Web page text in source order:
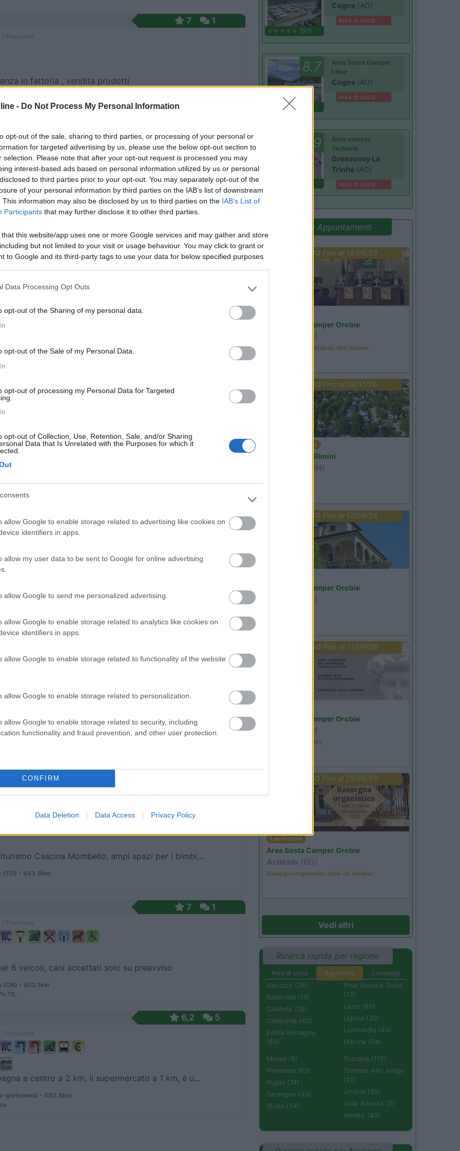
- Do Not Process My Personal Information
opt-out of the sale, sharing to third parties, or processing of your personal or
for targeted advertising by us, please use the below opt-out section to
selection. Please note that after your opt-out request is processed you may
interest-based ads based on personal information utilized by us or personal
to third parties prior to your opt-out. You may separately opt-out of the
of your personal information by third parties on the IAB’s list of downstream
This information may also be disclosed by us to third parties on the IAB’s List of
Participants that may further disclose it to other third parties.
this website/app uses one or more Google services and may gather and store
but not limited to your visit or usage behaviour. You may click to grant or
to Google and its third-party tags to use your data for below specified purposes
Data Processing Opt Outs
opt-out of the Sharing of my personal data.
opt-out of the Sale of my Personal Data.
opt-out of processing my Personal Data for Targeted
opt-out of Collection, Use, Retention, Sale, and/or Sharing
Data that Is Unrelated with the Purposes for which it
allow Google to enable storage related to advertising like cookies on
identifiers in apps.
allow my user data to be sent to Google for online advertising
allow Google to send me personalized advertising.
allow Google to enable storage related to analytics like cookies on
identifiers in apps.
allow Google to enable storage related to functionality of the website
allow Google to enable storage related to personalization.
allow Google to enable storage related to security, including
functionality and fraud prevention, and other user protection.
CONFIRM
Data Deletion Data Access Privacy Policy
7 1
in fattoria , vendita prodotti
Posizione
presso agriturismo immerso tra boschi e c...
Barrois - 256.6km
7 1
Posizione
Roseaux Château d'Iclon
Posizione
della Valle del Parco del Po, nei pressi della...
Poggi, 8
statale 27 per il Gran Paradiso. L'azienda a...
prevalentemente zootecnica dove vengono allevati ...
Les-Volget 4
Posizione
Pianprato
9,5 2
Cascina Mombello, ampi spazi per i bimbi,...
(TO) - 643.8km
7 1
6 veicoli, cani accettati solo su preavviso
(CN) - 652.1km
70,
6,2 5
e centro a 2 km, il supermercato a 1 km, è u...
gerbeweid - 662.8km
(91)
Cogne (AO)
Area di sosta
8.7
Area Sosta Camper
Lillaz
Cogne (AO)
Area di sosta
9
Area camper
Tschaval
Gressoney La
Trinité (AO)
Area di sosta
Promo e Appuntamenti
PROMO Fino al 18/08/26
Area Sosta Camper Orobie
(BG)
Sacrae Scenae - Ardesio film festival
PROMO Fino al 08/11/26
Emilia Romagna
Camper Park Rimini
(RN)
PROMO Fino al 12/08/26
Area Sosta Camper Orobie
(BG)
PROMO Fino al 11/08/26
Area Sosta Camper Orobie
(BG)
Incontri con il teatro
PROMO Fino al 25/08/26
Lombardia
Area Sosta Camper Orobie
Ardesio (BG)
Rassegna organistica della val Seriana
Vedi altri
Ricerca rapida per regione
Aree di sosta Agriturismi
Campeggi
Abruzzo (26)
Basilicata (19)
Calabria (25)
Campania (43)
Emilia Romagna
(69)
Friuli Venezia Giulia
(13)
Lazio (65)
Liguria (30)
Lombardia (49)
Marche (54)
Molise (8)
Piemonte (63)
Puglia (74)
Sardegna (33)
Sicilia (34)
Toscana (112)
Trentino Alto Adige
(21)
Umbria (30)
Valle d'Aosta (2)
Veneto (80)